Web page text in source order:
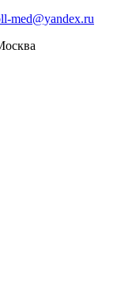
med@yandex.ru